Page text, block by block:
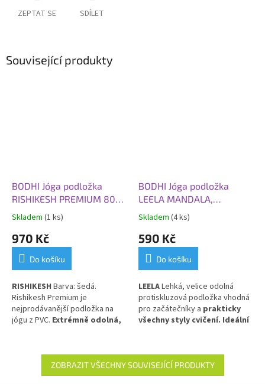
ZEPTAT SE SDÍLET
Související produkty
BODHI Jóga podložka
RISHIKESH PREMIUM 80
XL, 200x80x0,45 cm, šedá
Skladem (1 ks)
970 Kč
Do košíku
RISHIKESH Barva: šedá.
Rishikesh Premium je
nejprodávanější podložka na
jógu z PVC. Extrémně odolná,
BODHI Jóga podložka
LEELA MANDALA,
183x60x0,4,5 cm, fialová
Skladem (4 ks)
590 Kč
Do košíku
LEELALehká, velice odolná
protiskluzová podložka vhodná
pro začátečníky a prakticky
všechny styly cvičení. Ideální
ZOBRAZIT VŠECHNY SOUVISEJÍCÍ PRODUKTY